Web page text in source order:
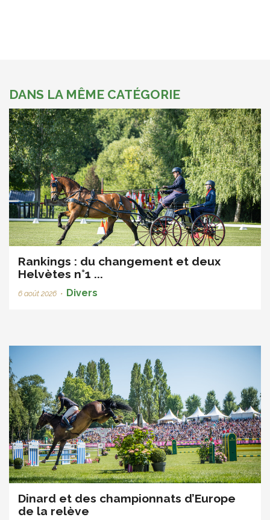
DANS LA MÊME CATÉGORIE
Rankings : du changement et deux
Helvètes n°1 ...
6 août 2026 • Divers
Dinard et des championnats d’Europe
de la relève